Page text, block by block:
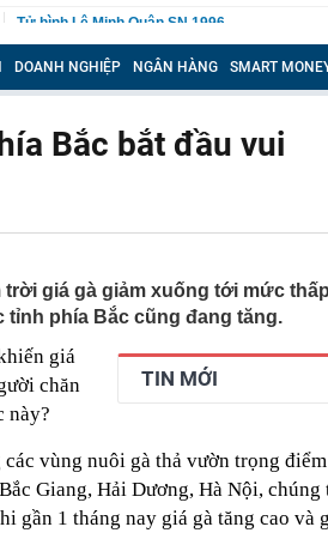
Tử hình Lê Minh Quân SN 1996
Đề xuất giao cấp xã phê duyệt kiến trúc nhà ở
Hồi bé được thần tượng bế trên tay, lớn lên
Sinh viên của 1 trường đại học ở Việt Nam
thưởng tại sân chơi trí tuệ nhân tạo lớn nhất
Ba nhà sản xuất RAM lớn nhất thế giới đã
Ra ngân hàng rút 10,8 tỷ đồng tiền mặt, cặp
giao dịch
nào?
Concert quốc tế và cuộc đua lấp đầy sân vận
Việt Nam có nơi "1 con gà gáy 3 nước cùng
Sửa Luật Kinh doanh bất động sản: Sẽ
Giám đốc người Trung Quốc bị quay lén đếm
án 4 tỷ USD lớn nhất Nam Mỹ 'dậy sóng'
DOANH NGHIỆP NGÂN HÀNG SMART
Bắc bắt đầu vui
trời giá gà giảm xuống tới mức
tỉnh phía Bắc cũng đang tăng.
TIN MỚI
giá
chăn
này?
vùng nuôi gà thả vườn trọng
Giang, Hải Dương, Hà Nội,
gần 1 tháng nay giá gà tăng cao và